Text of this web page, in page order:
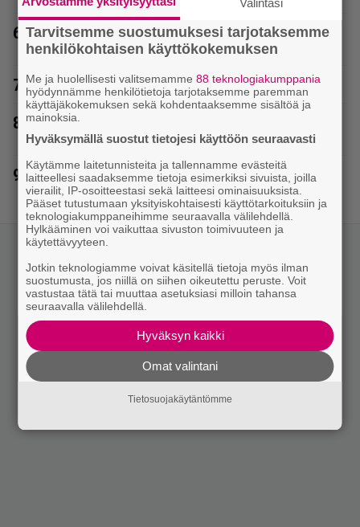
6.
Lompakosta löytyi vanha lottokuponki – voitto oli
sanalla sanoen tajuton
7. Paraisilla surullinen löytö – poliisi aloitti tutkinnat
8.
IL: Janni Hussi oikoo väärinkäsitystä – ”Tämä lähti
nyt vähän laukalle”
9.
Lisää kuvia Hjallis Harkimon ja Jasmine Pajarin
hääpäivästä
Valintasi
Tarvitsemme suostumuksesi tarjotaksemme
henkilökohtaisen käyttökokemuksen
Me ja huolellisesti valitsemamme88 teknologiakumppania
hyödynnämme henkilötietoja tarjotaksemme paremman
käyttäjäkokemuksen sekä kohdentaaksemme sisältöä ja
mainoksia.
Hyväksymällä suostut tietojesi käyttöön seuraavasti
Käytämme laitetunnisteita ja tallennamme evästeitä
laitteellesi saadaksemme tietoja esimerkiksi sivuista, joilla
vierailit, IP-osoitteestasi sekä laitteesi ominaisuuksista.
Pääset tutustumaan yksityiskohtaisesti käyttötarkoituksiin ja
teknologiakumppaneihimme seuraavalla välilehdellä.
Hylkääminen voi vaikuttaa sivuston toimivuuteen ja
käytettävyyteen.
Jotkin teknologiamme voivat käsitellä tietoja myös ilman
suostumusta, jos niillä on siihen oikeutettu peruste. Voit
vastustaa tätä tai muuttaa asetuksiasi milloin tahansa
seuraavalla välilehdellä.
Hyväksyn kaikki
Omat valintani
Tietosuojakäytäntömme